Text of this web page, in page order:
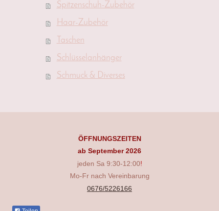
Spitzenschuh-Zubehör
Haar-Zubehör
Taschen
Schlüsselanhänger
Schmuck & Diverses
ÖFFNUNGSZEITEN
ab September 2026
jeden Sa 9:30-12:00!
Mo-Fr nach Vereinbarung
0676/5226166